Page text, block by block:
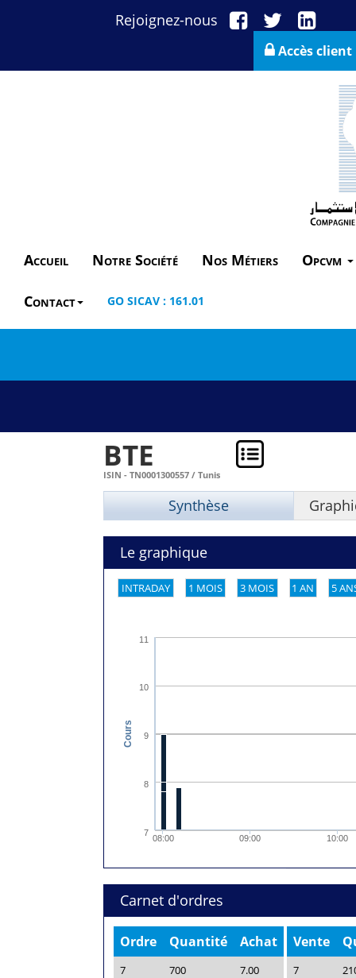
Rejoignez-nous
Accès client
Accueil Notre Société Nos Métiers Opcvm
Contact GO SICAV : 161.01
BTE
ISIN - TN0001300557 / Tunis
Synthèse
Le graphique
INTRADAY 1 MOIS 3 MOIS 1 AN 5
Cours
08:00 09:00 10:00
7
8
9
10
11
Carnet d'ordres
Ordre Quantité Achat
7 700
7.00
Vente
7